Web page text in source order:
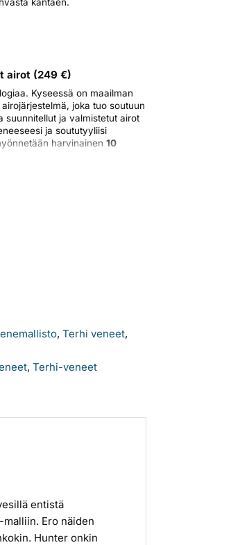
veneilystä!
airot (249 €)
Kyseessä on maailman
joka tuo soutuun
suunnitellut ja valmistetut airot
ja soututyyliisi
harvinainen 10
, Terhi veneet,
, Terhi-veneet
entistä
Ero näiden
Hunter onkin